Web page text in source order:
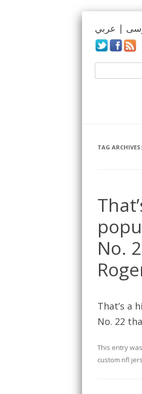
| عربي
TAG ARCHIVES:
No.
That’s a
No. 22
This entry
custom nfl